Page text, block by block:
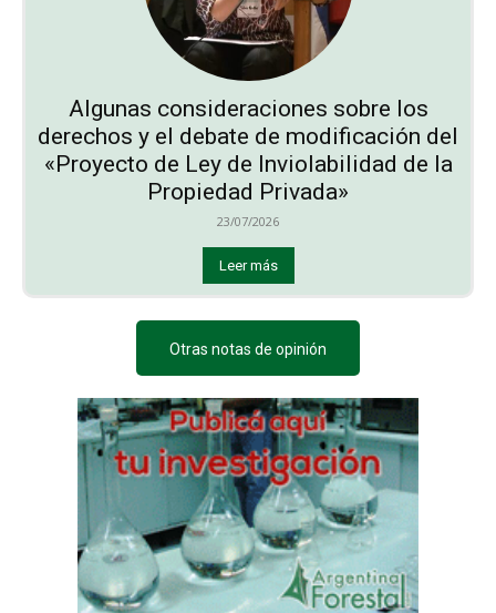
Algunas consideraciones sobre los
derechos y el debate de modificación del
«Proyecto de Ley de Inviolabilidad de la
Propiedad Privada»
23/07/2026
Leer más
Otras notas de opinión